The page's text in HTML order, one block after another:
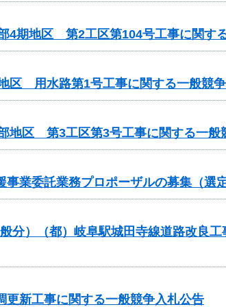
4期地区 第2工区第104号工事に関す
区 用水路第1号工事に関する一般競
地区 第3工区第3号工事に関する一般
業委託業務プロポーザルの募集（選定
分）（都）岐阜駅城田寺線道路改良工
更新工事に関する一般競争入札公告